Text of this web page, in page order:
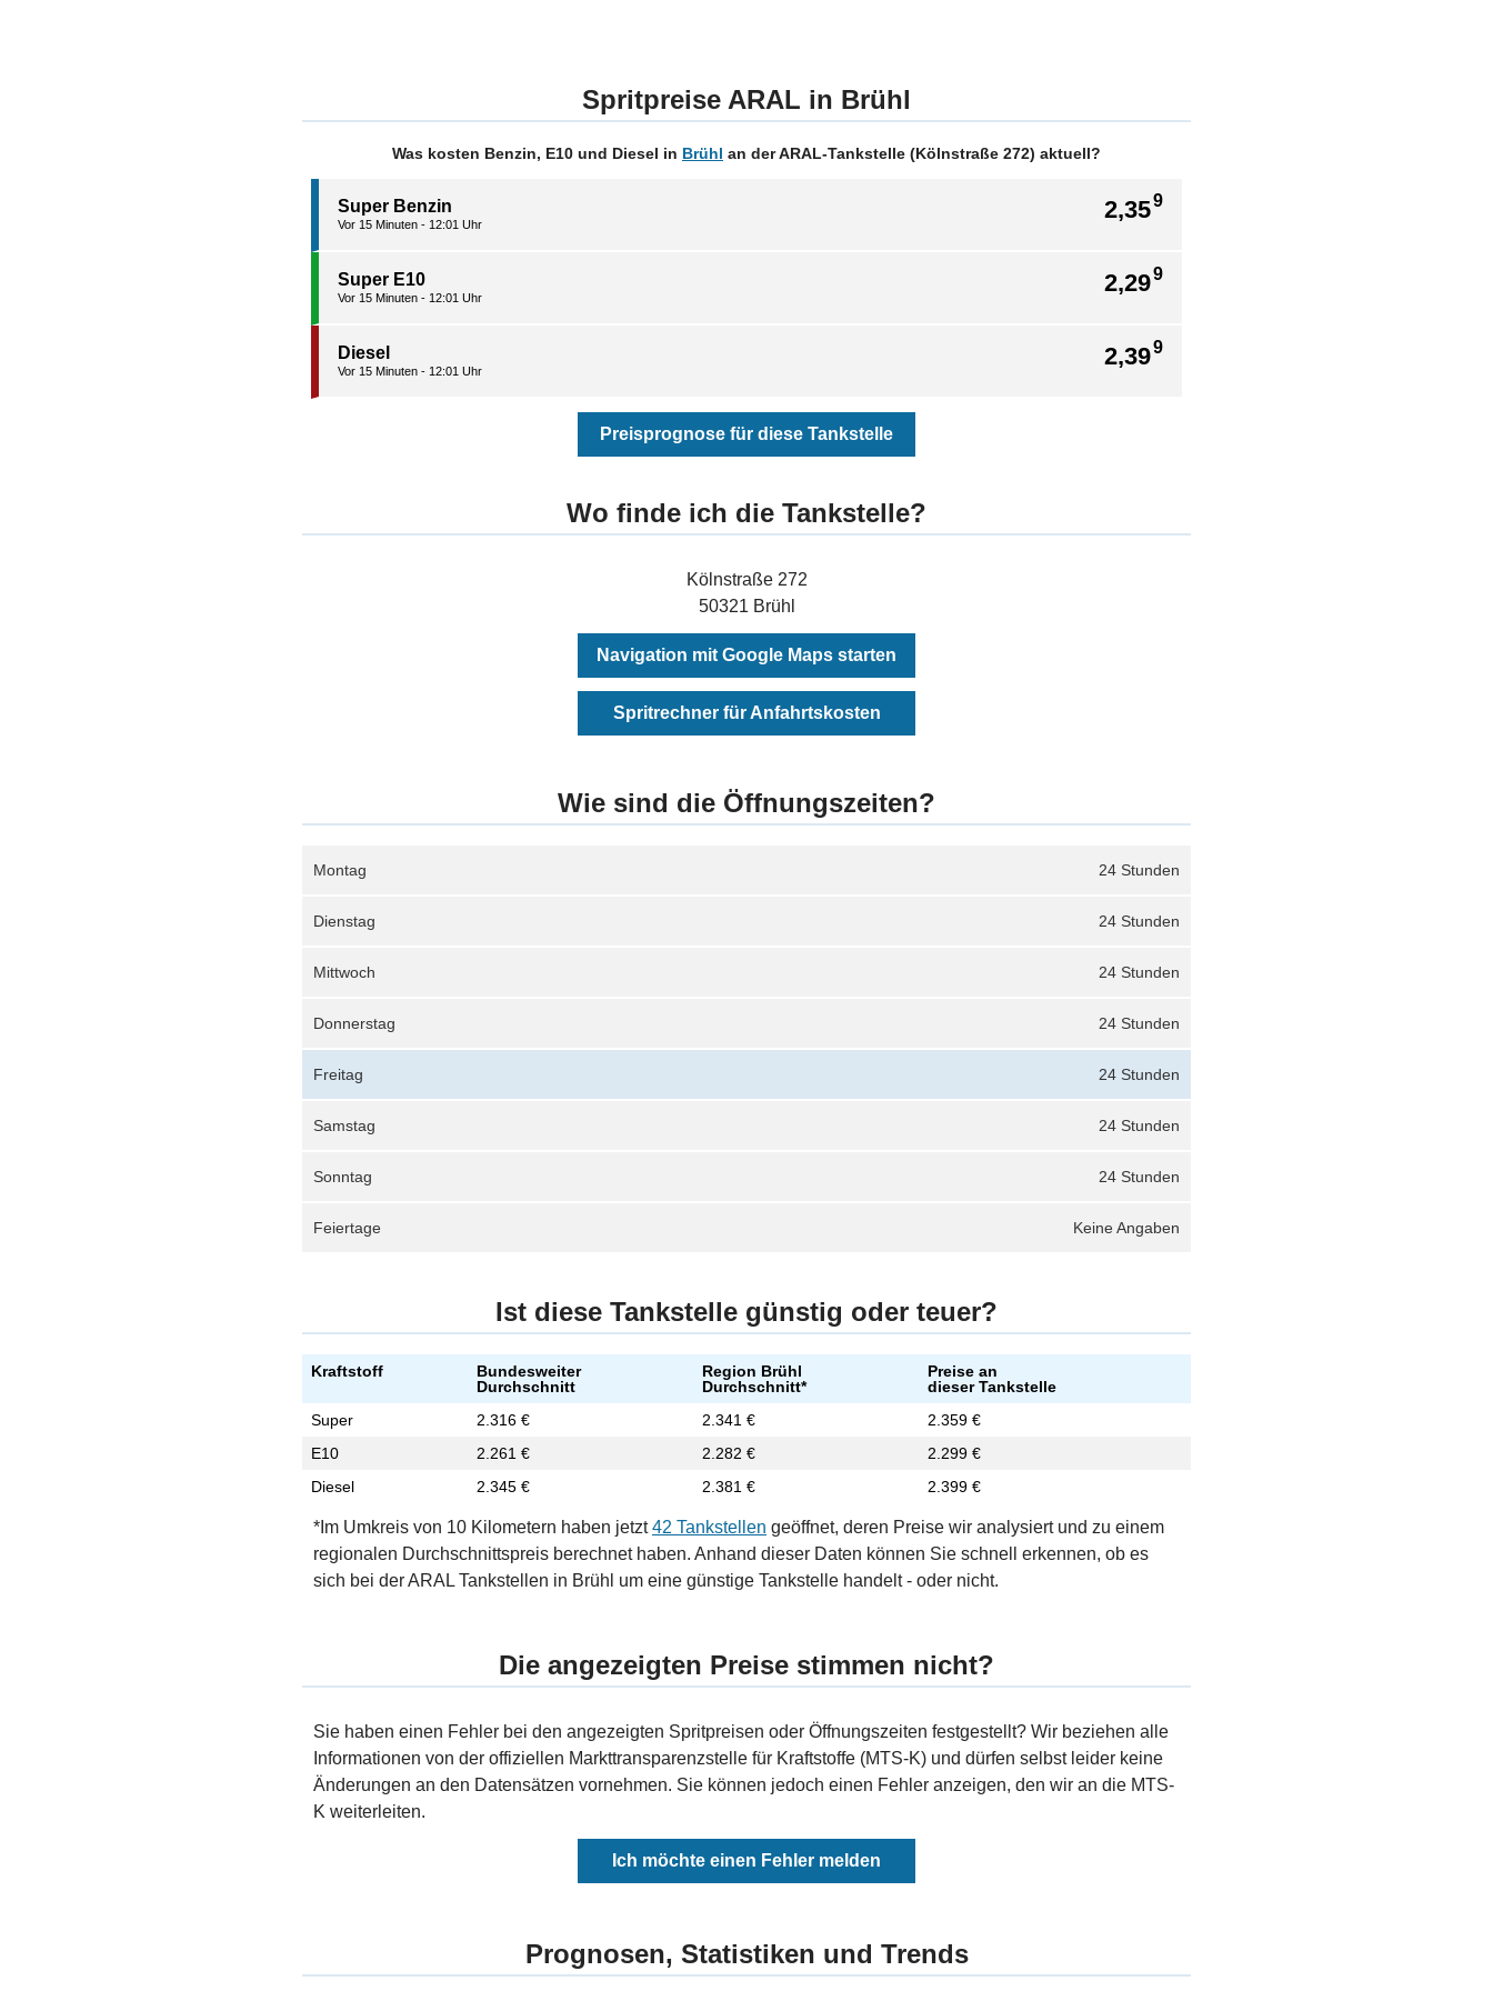
Spritpreise ARAL in Brühl
Was kosten Benzin, E10 und Diesel in Brühl an der ARAL-Tankstelle (Kölnstraße 272) aktuell?
2,359
Super Benzin
Vor 15 Minuten - 12:01 Uhr
2,299
Super E10
Vor 15 Minuten - 12:01 Uhr
2,399
Diesel
Vor 15 Minuten - 12:01 Uhr
Preisprognose für diese Tankstelle
Wo finde ich die Tankstelle?
Kölnstraße 272
50321 Brühl
Navigation mit Google Maps starten
Spritrechner für Anfahrtskosten
Wie sind die Öffnungszeiten?
24 Stunden
Montag
24 Stunden
Dienstag
24 Stunden
Mittwoch
24 Stunden
Donnerstag
24 Stunden
Freitag
24 Stunden
Samstag
24 Stunden
Sonntag
Keine Angaben
Feiertage
Ist diese Tankstelle günstig oder teuer?
Kraftstoff
Bundesweiter
Durchschnitt
Region Brühl
Durchschnitt*
Preise an
dieser Tankstelle
Super
2.316 € 2.341 €
2.359 €
E10
2.261 € 2.282 €
2.299 €
Diesel
2.345 € 2.381 € 2.399 €
*Im Umkreis von 10 Kilometern haben jetzt42 Tankstellen geöffnet, deren Preise wir analysiert und zu einem
regionalen Durchschnittspreis berechnet haben. Anhand dieser Daten können Sie schnell erkennen, ob es
sich bei der ARAL Tankstellen in Brühl um eine günstige Tankstelle handelt - oder nicht.
Die angezeigten Preise stimmen nicht?
Sie haben einen Fehler bei den angezeigten Spritpreisen oder Öffnungszeiten festgestellt? Wir beziehen alle
Informationen von der offiziellen Markttransparenzstelle für Kraftstoffe (MTS-K) und dürfen selbst leider keine
Änderungen an den Datensätzen vornehmen. Sie können jedoch einen Fehler anzeigen, den wir an die MTS-
K weiterleiten.
Ich möchte einen Fehler melden
Prognosen, Statistiken und Trends